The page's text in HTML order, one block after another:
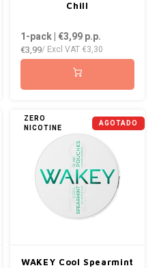
Chill
1-pack | €3,99p.p.
€3,99/ Excl VAT €3,30
ZERO
NICOTINE
AGOTADO
WAKEY Cool Spearmint